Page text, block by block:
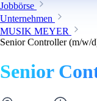
Jobbörse
Unternehmen
MUSIK MEYER
Senior Controller (m/w/
Senior